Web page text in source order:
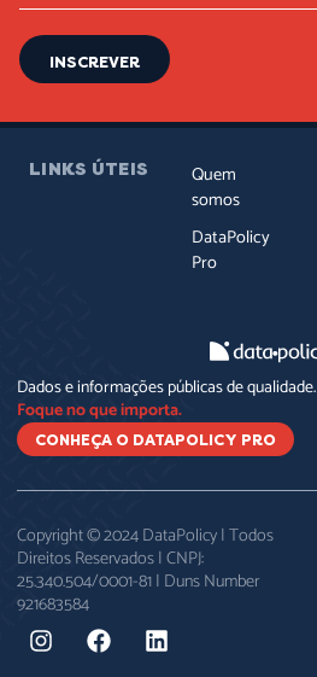
INSCREVER
LINKS ÚTEIS
Quem
somos
DataPolicy
Pro
Dados e informações públicas de qualidade.
Foque no que importa.
CONHEÇA O DATAPOLICY PRO
Copyright © 2024 DataPolicy | Todos
Direitos Reservados | CNPJ:
25.340.504/0001-81 | Duns Number
921683584